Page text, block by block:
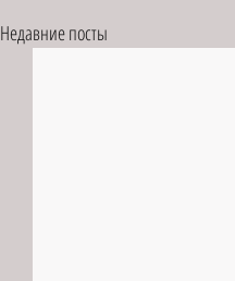
Недавние посты